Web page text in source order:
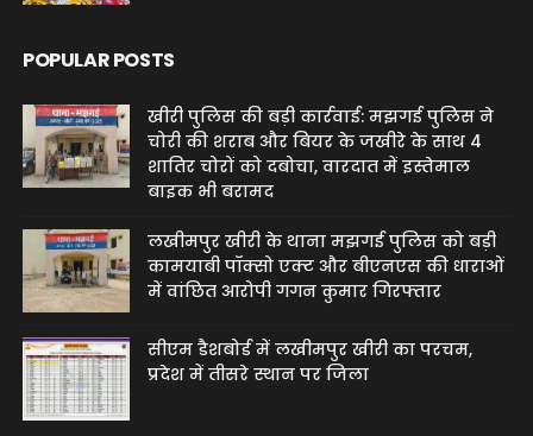
POPULAR POSTS
खीरी पुलिस की बड़ी कार्रवाई: मझगई पुलिस ने
चोरी की शराब और बियर के जखीरे के साथ 4
शातिर चोरों को दबोचा, वारदात में इस्तेमाल
बाइक भी बरामद
लखीमपुर खीरी के थाना मझगई पुलिस को बड़ी
कामयाबी पॉक्सो एक्ट और बीएनएस की धाराओं
में वांछित आरोपी गगन कुमार गिरफ्तार
सीएम डैशबोर्ड में लखीमपुर खीरी का परचम,
प्रदेश में तीसरे स्थान पर जिला